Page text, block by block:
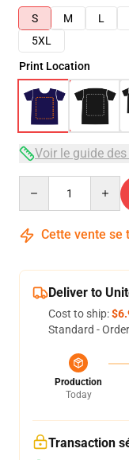
S
M L
5XL
Print Location
Voir le guide
Cette vente se
Deliver to
Cost to ship:
Standard -
Production
Today
Transaction